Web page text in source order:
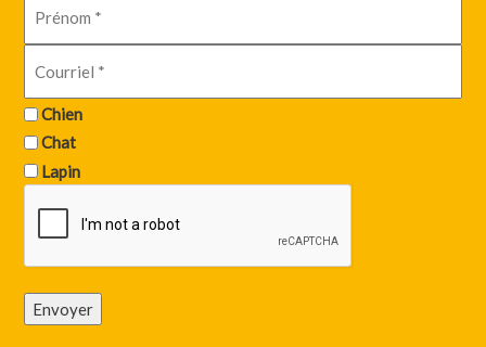
Chien
Chat
Lapin
Envoyer